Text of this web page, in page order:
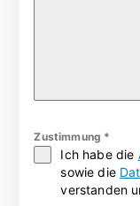
Zustimmung *
Ich habe die
sowie die
verstanden